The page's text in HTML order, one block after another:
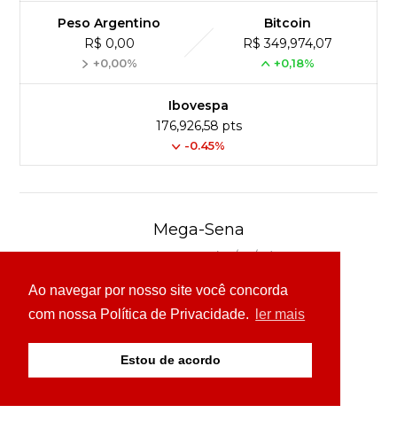
Ao navegar por nosso site você concorda
com nossa Política de Privacidade.
ler mais
Estou de acordo
Peso Argentino
R$ 0,00
+0,00%
Bitcoin
R$ 349,974,07
+0,18%
Ibovespa
176,926,58 pts
-0.45%
Mega-Sena
Concurso 3040 (04/08/26)
03 16 24 30 49